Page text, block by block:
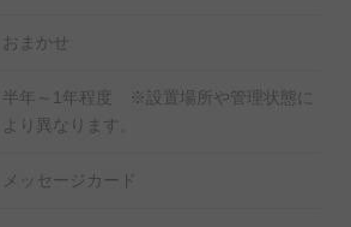
おまかせ
半年～1年程度 ※設置場所や管理状態に
より異なります。
メッセージカード